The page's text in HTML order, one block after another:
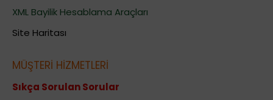
XML Bayilik Hesablama Araçları
Site Haritası
MÜŞTERİ HİZMETLERİ
Sıkça Sorulan Sorular